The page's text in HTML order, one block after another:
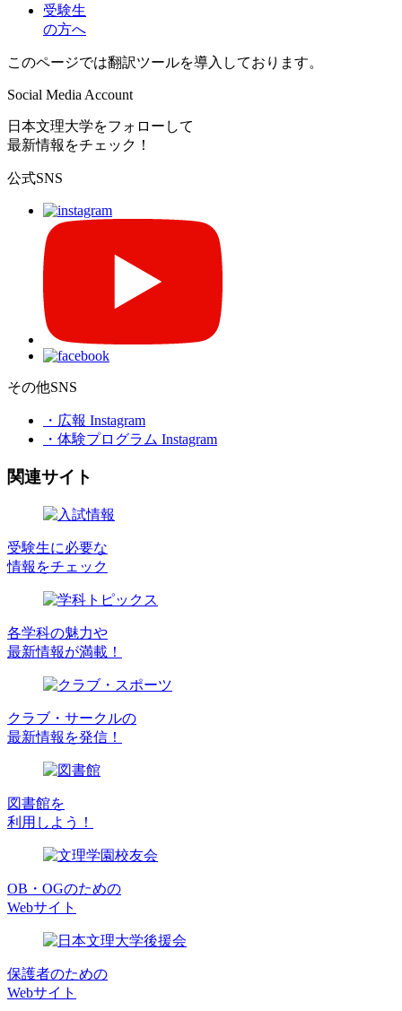
受験生
の方へ
このページでは翻訳ツールを導入しております。
Social Media Account
日本文理大学をフォローして
最新情報をチェック！
公式SNS
その他SNS
・広報 Instagram
・体験プログラム Instagram
関連サイト
受験生に必要な
情報をチェック
各学科の魅力や
最新情報が満載！
クラブ・サークルの
最新情報を発信！
図書館を
利用しよう！
OB・OGのための
Webサイト
保護者のための
Webサイト